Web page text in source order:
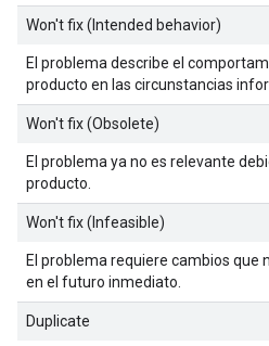
Won't fix (Intended behavior)
El problema describe el
producto en las circunstancias
Won't fix (Obsolete)
El problema ya no es relevante
producto.
Won't fix (Infeasible)
El problema requiere cambios que
en el futuro inmediato.
Duplicate